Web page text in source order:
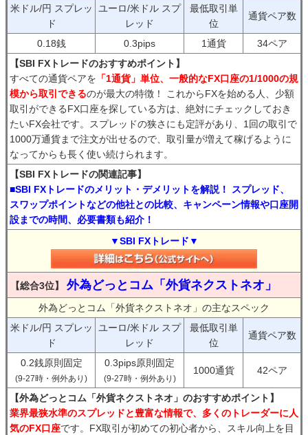
米ドル/円 スプレッ
ド
ユーロ/米ドル スプ
レッド
最低取引単
位
通貨ペア数
0.18銭 0.3pips 1通貨
34ペア
【SBI FXトレードのおすすめポイント】
すべての通貨ペアを 「1通貨」単位、一般的なFX口座の1/1000の規
模から取引できるのが最大の特徴！ これからFXを始める人、少額
取引ができるFX口座を探している方は、絶対にチェックしておき
たいFX会社です。スプレッドの狭さにも定評があり、1回の取引で
1000万通貨まで注文が出せるので、取引量が増えて稼げるように
なってからも長く使い続けられます。
【SBI FXトレードの関連記事】
■SBI FXトレードのメリット・デメリットを解説！ スプレッド、
スワップポイントなどの他社との比較、キャンペーン情報や口座開
設までの時間、必要書類も紹介！
▼SBI FXトレード▼
【総合3位】 外為どっとコム「外貨ネクストネオ」
外為どっとコム「外貨ネクストネオ」の主なスペック
米ドル/円 スプレッ
ド
ユーロ/米ドル スプ
レッド
最低取引単
位
通貨ペア数
0.2銭原則固定
(9-27時・例外あり)
0.3pips原則固定
(9-27時・例外あり)
1000通貨 42ペア
【外為どっとコム「外貨ネクストネオ」のおすすめポイント】
業界最狭水準のスプレッドと豊富な情報で、多くのトレーダーに人
気のFX口座です。FX取引が初めての初心者から、スキル向上を目